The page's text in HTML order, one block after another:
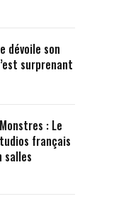
dévoile son
surprenant
: Le
français
salles